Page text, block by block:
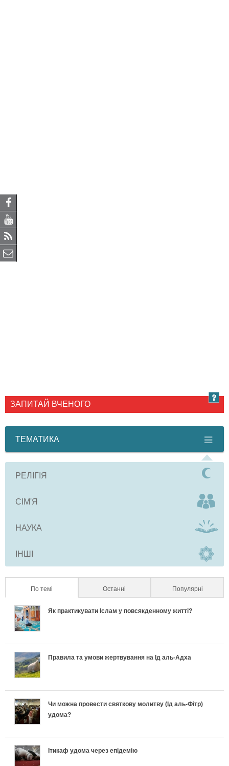
ЗАПИТАЙ ВЧЕНОГО
ТЕМАТИКА
РЕЛІГІЯ
СІМ'Я
НАУКА
ІНШІ
По темі (активна вкладка)Останні Популярні
Як практикувати Іслам у повсякденному житті?
Правила та умови жертвування на Ід аль-Адха
Чи можна провести святкову молитву (Ід аль-Фітр)
удома?
Ітикаф удома через епідемію